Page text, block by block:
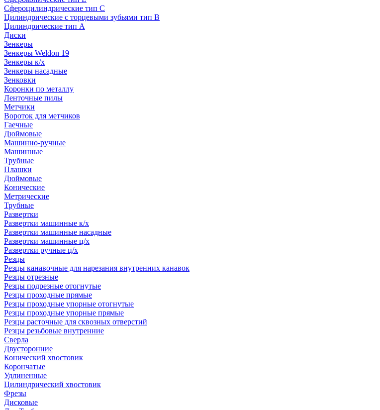
Сфероцилиндрические тип C
Цилиндрические с торцевыми зубьями тип B
Цилиндрические тип А
Диски
Зенкеры
Зенкеры Weldon 19
Зенкеры к/х
Зенкеры насадные
Зенковки
Коронки по металлу
Ленточные пилы
Метчики
Вороток для метчиков
Гаечные
Дюймовые
Машинно-ручные
Машинные
Трубные
Плашки
Дюймовые
Конические
Метрические
Трубные
Развертки
Развертки машинные к/х
Развертки машинные насадные
Развертки машинные ц/х
Развертки ручные ц/х
Резцы
Резцы канавочные для нарезания внутренних канавок
Резцы отрезные
Резцы подрезные отогнутые
Резцы проходные прямые
Резцы проходные упорные отогнутые
Резцы проходные упорные прямые
Резцы расточные для сквозных отверстий
Резцы резьбовые внутренние
Сверла
Двусторонние
Конический хвостовик
Корончатые
Удлиненные
Цилиндрический хвостовик
Фрезы
Дисковые